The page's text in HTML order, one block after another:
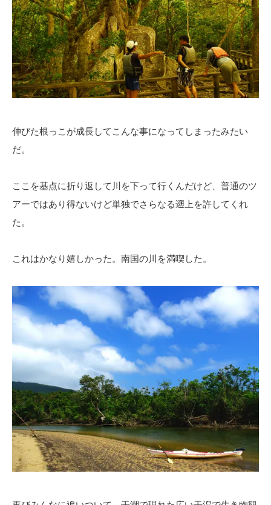
伸びた根っこが成長してこんな事になってしまったみたい
だ。
ここを基点に折り返して川を下って行くんだけど、普通のツ
アーではあり得ないけど単独でさらなる遡上を許してくれ
た。
これはかなり嬉しかった。南国の川を満喫した。